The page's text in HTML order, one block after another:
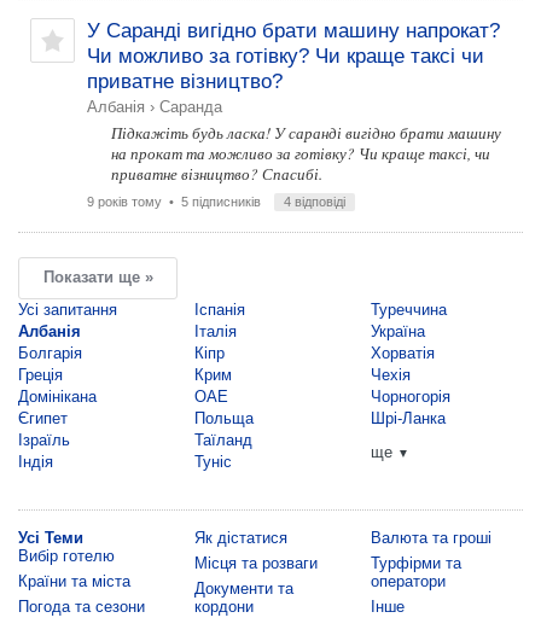
У Саранді вигідно брати машину напрокат?
Чи можливо за готівку? Чи краще таксі чи
приватне візництво?
Албанія › Саранда
Підкажіть будь ласка! У саранді вигідно брати машину
на прокат та можливо за готівку? Чи краще таксі, чи
приватне візництво? Спасибі.
9 років тому • 5 підписників 4 відповіді
Показати ще »
Усі запитання
Албанія
Болгарія
Греція
Домінікана
Єгипет
Ізраїль
Індія
Іспанія
Італія
Кіпр
Крим
ОАЕ
Польща
Таїланд
Туніс
Туреччина
Україна
Хорватія
Чехія
Чорногорія
Шрі-Ланка
ще ▼
Усі Теми
Вибір готелю
Країни та міста
Погода та сезони
Як дістатися
Місця та розваги
Документи та
кордони
Валюта та гроші
Турфірми та
оператори
Інше